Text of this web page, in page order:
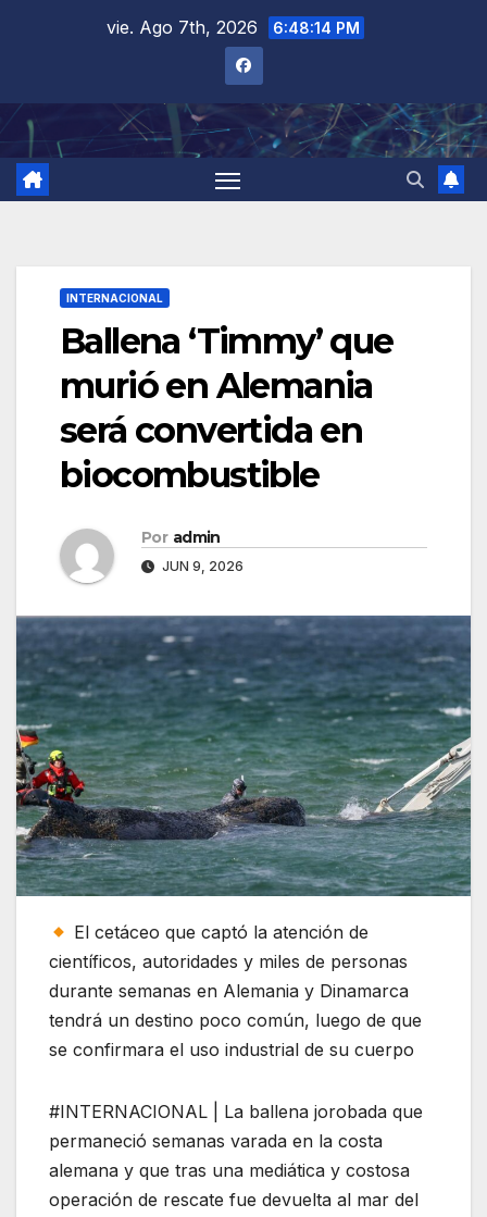
vie. Ago 7th, 2026 6:48:15 PM
INTERNACIONAL
Ballena ‘Timmy’ que
murió en Alemania
será convertida en
biocombustible
Por admin
JUN 9, 2026
El cetáceo que captó la atención de
científicos, autoridades y miles de personas
durante semanas en Alemania y Dinamarca
tendrá un destino poco común, luego de que
se confirmara el uso industrial de su cuerpo
#INTERNACIONAL | La ballena jorobada que
permaneció semanas varada en la costa
alemana y que tras una mediática y costosa
operación de rescate fue devuelta al mar del